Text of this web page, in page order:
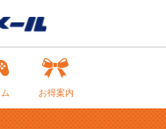
お得案内